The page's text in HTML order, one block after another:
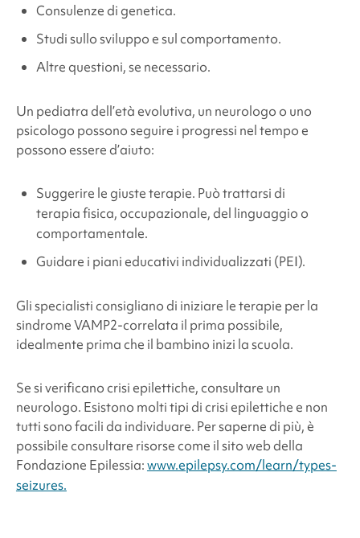
Consulenze di genetica.
Studi sullo sviluppo e sul comportamento.
Altre questioni, se necessario.
Un pediatra dell’età evolutiva, un neurologo o uno
psicologo possono seguire i progressi nel tempo e
possono essere d’aiuto:
Suggerire le giuste terapie. Può trattarsi di
terapia fisica, occupazionale, del linguaggio o
comportamentale.
Guidare i piani educativi individualizzati (PEI).
Gli specialisti consigliano di iniziare le terapie per la
sindromeVAMP2-correlata il prima possibile,
idealmente prima che il bambino inizi la scuola.
Se si verificano crisi epilettiche, consultare un
neurologo. Esistono molti tipi di crisi epilettiche e non
tutti sono facili da individuare. Per saperne di più, è
possibile consultare risorse come il sito web della
Fondazione Epilessia:www.epilepsy.com/learn/types-
seizures.